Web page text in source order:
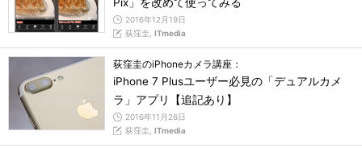
2016年12月19日
荻窪圭, ITmedia
荻窪圭のiPhoneカメラ講座：
iPhone 7 Plusユーザー必見の「デュアルカメ
ラ」アプリ【追記あり】
2016年11月26日
荻窪圭, ITmedia